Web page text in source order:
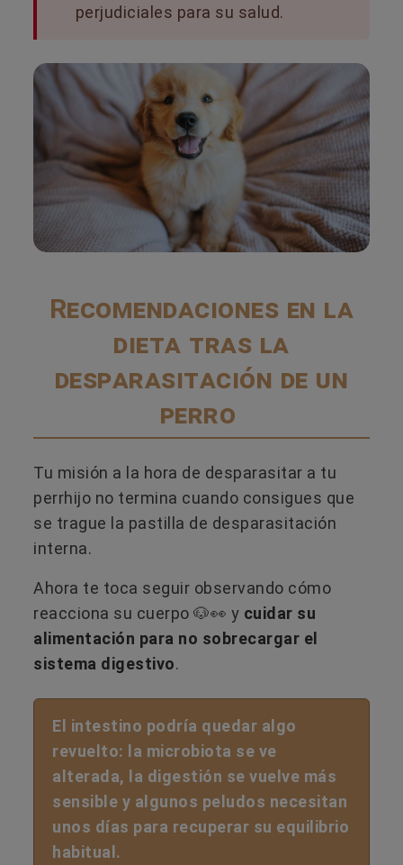
perjudiciales para su salud.
Recomendaciones en la
dieta tras la
desparasitación de un
perro
Tu misión a la hora de desparasitar a tu
perrhijo no termina cuando consigues que
se trague la pastilla de desparasitación
interna.
Ahora te toca seguir observando cómo
reacciona su cuerpo 🐶👀 y cuidar su
alimentación para no sobrecargar el
sistema digestivo.
El intestino podría quedar algo
revuelto: la microbiota se ve
alterada, la digestión se vuelve más
sensible y algunos peludos necesitan
unos días para recuperar su equilibrio
habitual.